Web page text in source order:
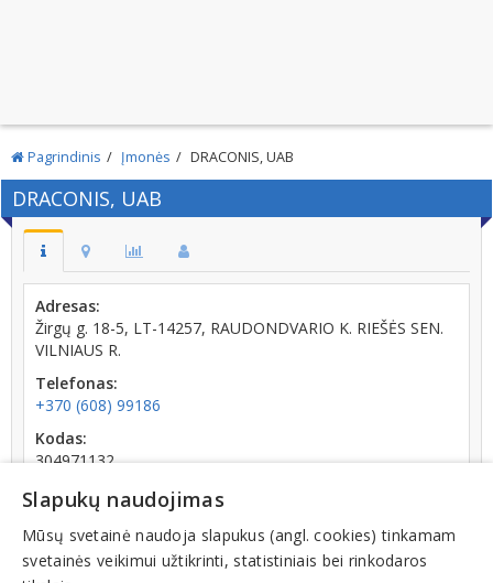
Pagrindinis Įmonės DRACONIS, UAB
DRACONIS, UAB
Adresas:
Žirgų g. 18-5, LT-14257, RAUDONDVARIO K. RIEŠĖS SEN.
VILNIAUS R.
Telefonas:
+370 (608) 99186
Kodas:
304971132
PVM kodas:
LT100012150516
Registracijos data:
2018-12-13
Slapukų naudojimas
Mūsų svetainė naudoja slapukus (angl. cookies) tinkamam
svetainės veikimui užtikrinti, statistiniais bei rinkodaros